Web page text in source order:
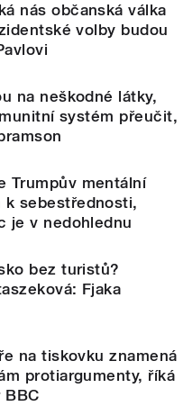
nás občanská válka
volby budou
na neškodné látky,
systém přeučit,
Trumpův mentální
k sebestřednosti,
je v nedohlednu
bez turistů?
Fjaka
na tiskovku znamená
protiargumenty, říká